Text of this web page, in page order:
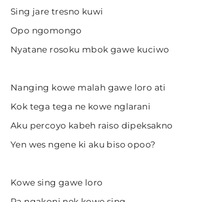
Sing jare tresno kuwi
Opo ngomongo
Nyatane rosoku mbok gawe kuciwo
Nanging kowe malah gawe loro ati
Kok tega tega ne kowe nglarani
Aku percoyo kabeh raiso dipeksakno
Yen wes ngene ki aku biso opoo?
Kowe sing gawe loro